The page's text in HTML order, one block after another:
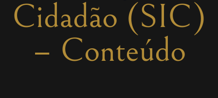
Cidadão (SIC)
– Conteúdo